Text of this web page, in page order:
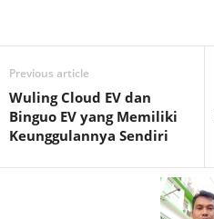
Previous article
Wuling Cloud EV dan
Binguo EV yang Memiliki
Keunggulannya Sendiri